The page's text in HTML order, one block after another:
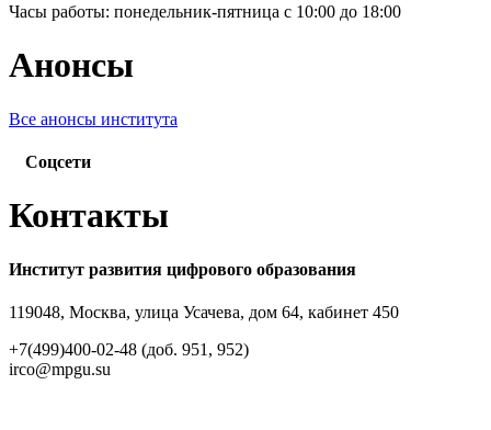
Часы работы: понедельник-пятница с 10:00 до 18:00
Анонсы
Все анонсы института
Соцсети
Контакты
Институт развития цифрового образования
119048, Москва, улица Усачева, дом 64, кабинет 450
+7(499)400-02-48 (доб. 951, 952)
irco@mpgu.su